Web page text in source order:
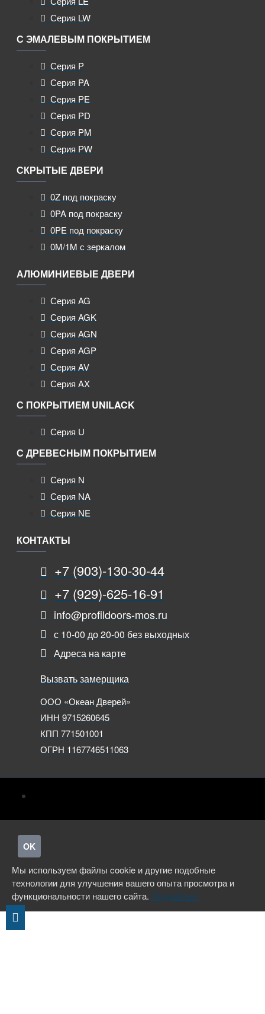
Серия LW
С ЭМАЛЕВЫМ ПОКРЫТИЕМ
Серия P
Серия PA
Серия PE
Серия PD
Серия PM
Серия PW
СКРЫТЫЕ ДВЕРИ
0Z под покраску
0PA под покраску
0PE под покраску
0M/1M с зеркалом
АЛЮМИНИЕВЫЕ ДВЕРИ
Серия AG
Серия AGK
Серия AGN
Серия AGP
Серия AV
Серия AX
С ПОКРЫТИЕМ UNILACK
Серия U
С ДРЕВЕСНЫМ ПОКРЫТИЕМ
Серия N
Серия NA
Серия NE
КОНТАКТЫ
+7 (903)-130-30-44
+7 (929)-625-16-91
info@profildoors-mos.ru
с 10-00 до 20-00 без выходных
Адреса на карте
Вызвать замерщика
ООО «Океан Дверей»
ИНН 9715260645
КПП 771501001
ОГРН 1167746511063
OK
Мы используем файлы cookie и другие подобные
технологии для улучшения вашего опыта просмотра и
функциональности нашего сайта. Подробнее.